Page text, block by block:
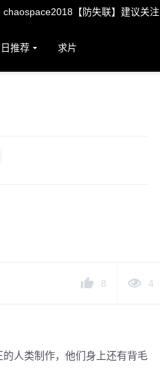
【防失联】建议关注
推荐 求片
8 4
人类制作，他们身上还有背毛